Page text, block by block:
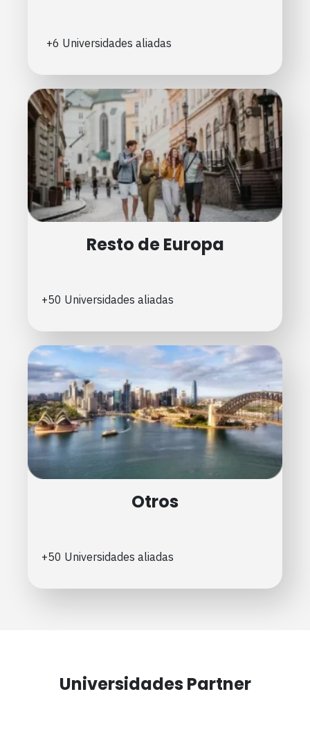
+6 Universidades aliadas
Resto de Europa
+50 Universidades aliadas
Otros
+50 Universidades aliadas
Universidades Partner